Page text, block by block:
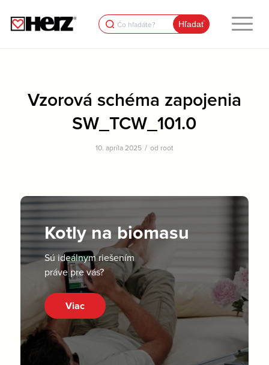
Search
for:
Vzorová schéma zapojenia
SW_TCW_101.0
10. apríla 2025 / od root
Kotly na biomasu
Sú ideálnym riešením
práve pre vás?
Viac